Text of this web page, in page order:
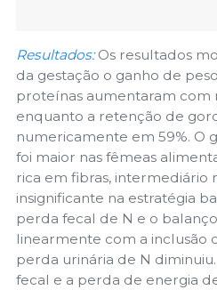
Resultados:Os resultados
da gestação o ganho de
proteínas aumentaram com
enquanto a retenção de
numericamente em 59%. O
foi maior nas fêmeas
rica em fibras, intermediário
insignificante na estratégia
perda fecal de N e o
linearmente com a inclusão
perda urinária de N
fecal e a perda de energia